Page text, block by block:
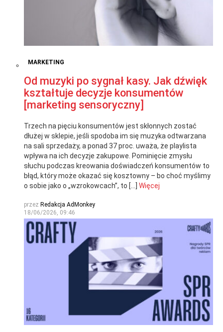
MARKETING
Od muzyki po sygnał kasy. Jak dźwięk
kształtuje decyzje konsumentów
[marketing sensoryczny]
Trzech na pięciu konsumentów jest skłonnych zostać
dłużej w sklepie, jeśli spodoba im się muzyka odtwarzana
na sali sprzedaży, a ponad 37 proc. uważa, że playlista
wpływa na ich decyzje zakupowe. Pominięcie zmysłu
słuchu podczas kreowania doświadczeń konsumentów to
błąd, który może okazać się kosztowny – bo choć myślimy
o sobie jako o „wzrokowcach”, to […] Więcej
przez Redakcja AdMonkey
18/06/2026, 09:46